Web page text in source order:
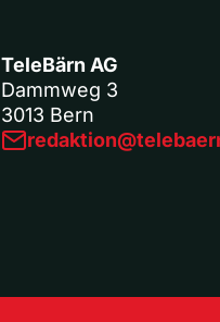
TeleBärn AG
Dammweg 3
3013 Bern